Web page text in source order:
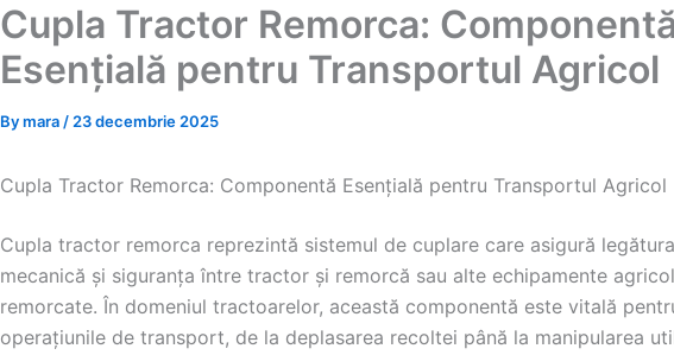
Cupla Tractor Remorca:
Esențială pentru Transportul Agricol
Bymara / 23 decembrie 2025
Cupla Tractor Remorca: Componentă Esențială pentru Transportul Agricol
Cupla tractor remorca reprezintă sistemul de cuplare care asigură legătura
mecanică și siguranța între tractor și remorcă sau alte echipamente
remorcate. În domeniul tractoarelor, această componentă este vitală
operațiunile de transport, de la deplasarea recoltei până la manipularea